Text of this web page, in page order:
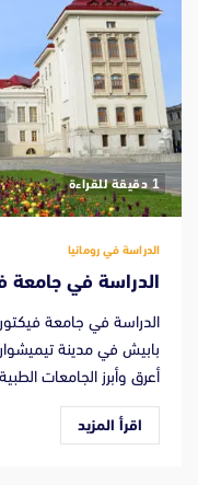
‫1 دقيقة للقراءة
الدراسة في رومانيا
الدراسة في جامعة
الدراسة في جامعة
أعرق وأبرز الجامعات
اقرأ المزيد